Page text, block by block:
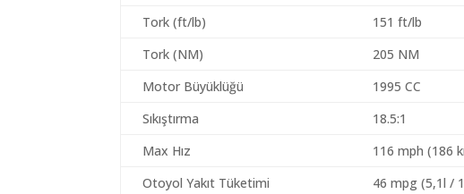
Tork (ft/lb)
151 ft/lb
Tork (NM)
205 NM
Motor Büyüklüğü
1995 CC
Sıkıştırma
18.5:1
Max Hız
116 mph (186
Otoyol Yakıt Tüketimi
46 mpg (5,1l /